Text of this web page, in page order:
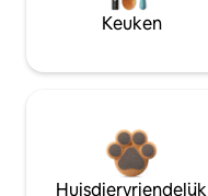
Keuken
Huisdiervriendelijk